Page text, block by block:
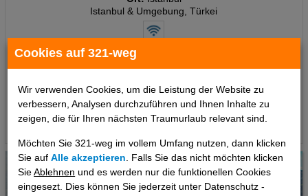
Cookies auf 321-weg
Wir verwenden Cookies, um die Leistung der Website zu
verbessern, Analysen durchzuführen und Ihnen Inhalte zu
zeigen, die für Ihren nächsten Traumurlaub relevant sind.
Möchten Sie 321-weg im vollem Umfang nutzen, dann klicken
Sie aufAlle akzeptieren . Falls Sie das nicht möchten klicken
SieAblehnen und es werden nur die funktionellen Cookies
eingesezt. Dies können Sie jederzeit unter Datenschutz -
Istanbul & Umgebung, Türkei
Doppelzimmer, Frühstück
pro Person
Termine